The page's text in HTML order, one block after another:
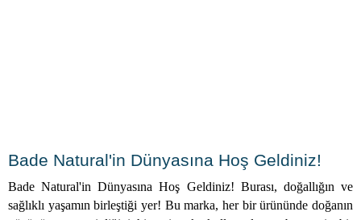
Bade Natural'in Dünyasına Hoş Geldiniz!
Bade Natural'in Dünyasına Hoş Geldiniz! Burası, doğallığın ve
sağlıklı yaşamın birleştiği yer! Bu marka, her bir ürününde doğanın